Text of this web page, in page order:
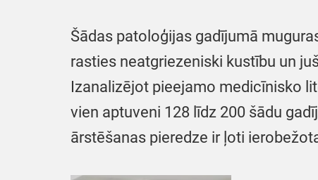
Šādas patoloģijas gadījumā
rasties neatgriezeniski kustību un
Izanalizējot pieejamo medicīnisko
vien aptuveni 128 līdz 200 šādu
ārstēšanas pieredze ir ļoti